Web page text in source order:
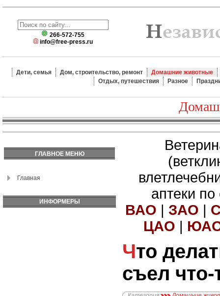
266-572-755
info@free-press.ru
Дети, семья Дом, строительство, ремонт
Домашние животные
Отдых, путешествия
Разное
ГЛАВНОЕ МЕНЮ
Главная
ИНФОРМЕРЫ
аптеки
ВАО | ЗАО |
ЦАО |
Что делать, если хомяк
съел